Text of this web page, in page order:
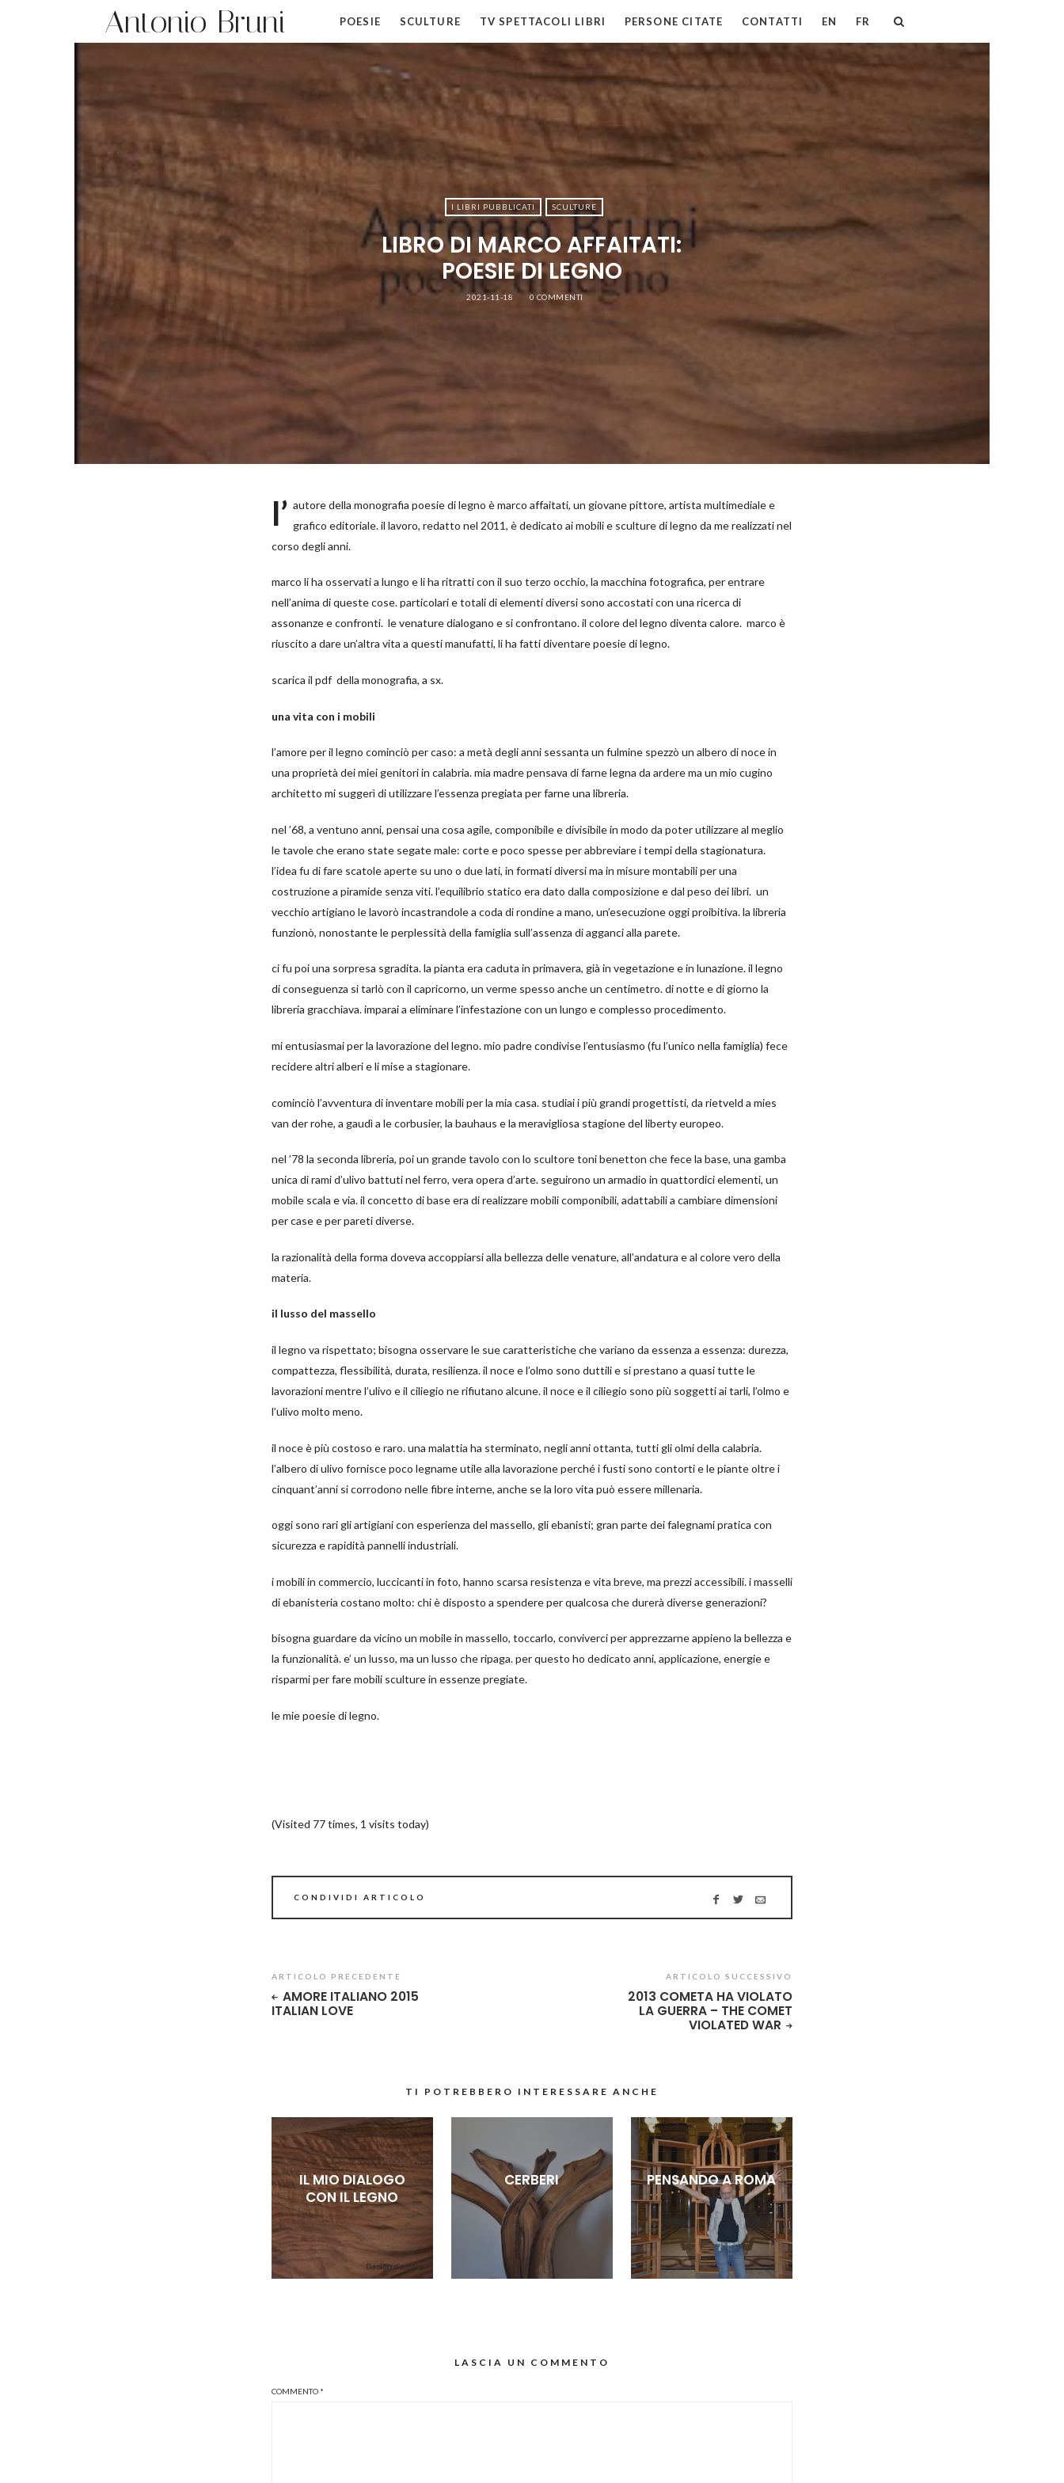
Antonio Bruni POESIE SCULTURE TV SPETTACOLI LIBRI PERSONE CITATE CONTATTI EN FR
I LIBRI PUBBLICATI SCULTURE
LIBRO DI MARCO AFFAITATI:
POESIE DI LEGNO
2021-11-18 0 COMMENTI
l’ autore della monografia poesie di legno è marco affaitati, un giovane pittore, artista multimediale e
grafico editoriale. il lavoro, redatto nel 2011, è dedicato ai mobili e sculture di legno da me realizzati nel
corso degli anni.
marco li ha osservati a lungo e li ha ritratti con il suo terzo occhio, la macchina fotografica, per entrare
nell’anima di queste cose. particolari e totali di elementi diversi sono accostati con una ricerca di
assonanze e confronti. le venature dialogano e si confrontano. il colore del legno diventa calore. marco è
riuscito a dare un’altra vita a questi manufatti, li ha fatti diventare poesie di legno.
scarica il pdf della monografia, a sx.
una vita con i mobili
l’amore per il legno cominciò per caso: a metà degli anni sessanta un fulmine spezzò un albero di noce in
una proprietà dei miei genitori in calabria. mia madre pensava di farnelegna da ardere ma un mio cugino
architetto mi suggerì di utilizzare l’essenza pregiata per farne una libreria.
nel ’68, a ventuno anni, pensai una cosa agile, componibile e divisibile in modo da poter utilizzare al meglio
le tavole che erano state segate male: corte e poco spesse per abbreviare i tempi della stagionatura.
l’idea fu di fare scatole aperte su uno o due lati, in formati diversi ma in misure montabili per una
costruzione a piramide senza viti. l’equilibrio statico era dato dalla composizione e dal peso dei libri. un
vecchio artigiano le lavorò incastrandole a coda di rondine a mano, un’esecuzione oggi proibitiva. la libreria
funzionò, nonostante le perplessità della famiglia sull’assenza di agganci alla parete.
ci fu poi una sorpresa sgradita. la pianta era caduta in primavera, già in vegetazione e in lunazione. il legno
di conseguenza si tarlò con il capricorno, un verme spesso anche un centimetro. di notte e di giorno la
libreria gracchiava. imparai a eliminare l’infestazione con un lungo e complesso procedimento.
mi entusiasmai per la lavorazione del legno. mio padre condivise l’entusiasmo (fu l’unico nella famiglia) fece
recidere altri alberi e li mise a stagionare.
cominciò l’avventura di inventare mobili per la mia casa. studiai i più grandi progettisti, da rietveld a mies
van der rohe, a gaudì a le corbusier, la bauhaus e la meravigliosa stagione del liberty europeo.
nel ’78 la seconda libreria, poi un grande tavolo con lo scultore toni benetton che fece la base, una gamba
unica di rami d’ulivo battuti nel ferro, vera opera d’arte. seguirono un armadio in quattordici elementi, un
mobile scala e via. il concetto di base era di realizzare mobili componibili, adattabili a cambiare dimensioni
per case e per pareti diverse.
la razionalità della forma doveva accoppiarsi alla bellezza delle venature, all’andatura e al colore vero della
materia.
il lusso del massello
il legno va rispettato; bisogna osservare le sue caratteristiche che variano da essenza a essenza: durezza,
compattezza, flessibilità, durata, resilienza. il noce e l’olmo sono duttili e si prestano a quasi tutte le
lavorazioni mentre l’ulivo e il ciliegio ne rifiutano alcune. il noce e il ciliegio sono più soggetti ai tarli, l’olmo e
l’ulivo molto meno.
il noce è più costoso e raro. una malattia ha sterminato, negli anni ottanta, tutti gli olmi della calabria.
l’albero di ulivo fornisce poco legname utile alla lavorazione perché i fusti sono contorti e le piante oltre i
cinquant’anni si corrodono nelle fibre interne, anche se la loro vita può essere millenaria.
oggi sono rari gli artigiani con esperienza del massello, gli ebanisti; gran parte dei falegnami pratica con
sicurezza e rapidità pannelli industriali.
i mobili in commercio, luccicanti in foto, hanno scarsa resistenza e vita breve, ma prezzi accessibili. i masselli
di ebanisteria costano molto: chi è disposto a spendere per qualcosa che durerà diverse generazioni?
bisogna guardare da vicino un mobile in massello, toccarlo, conviverci per apprezzarne appieno la bellezza e
la funzionalità. e’ un lusso, ma un lusso che ripaga. per questo ho dedicato anni, applicazione, energie e
risparmi per fare mobili sculture in essenze pregiate.
le mie poesie di legno.
(Visited 77 times, 1 visits today)
CONDIVIDI ARTICOLO
ARTICOLO PRECEDENTE
AMORE ITALIANO 2015
ITALIAN LOVE
ARTICOLO SUCCESSIVO
2013 COMETA HA VIOLATO
LA GUERRA – THE COMET
VIOLATED WAR
TI POTREBBERO INTERESSARE ANCHE
IL MIO DIALOGO
CON IL LEGNO
CERBERI PENSANDO A ROMA
LASCIA UN COMMENTO
COMMENTO *